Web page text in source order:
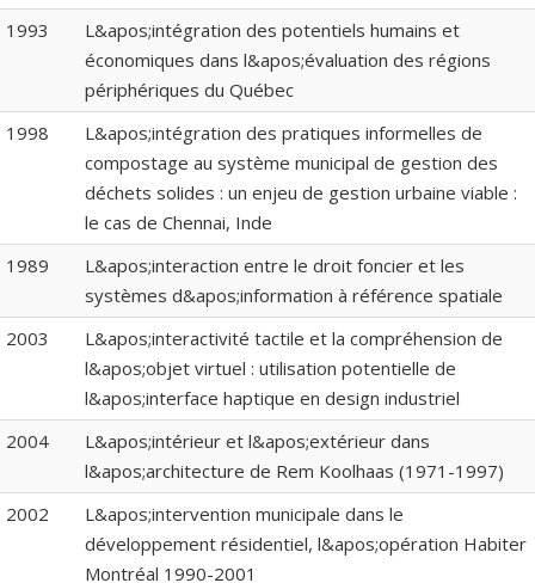
1993
L&apos;intégration des potentiels humains et
économiques dans l&apos;évaluation des régions
périphériques du Québec
1998
L&apos;intégration des pratiques informelles de
compostage au système municipal de gestion des
déchets solides : un enjeu de gestion urbaine viable :
le cas de Chennai, Inde
1989
L&apos;interaction entre le droit foncier et les
systèmes d&apos;information à référence spatiale
2003
L&apos;interactivité tactile et la compréhension de
l&apos;objet virtuel : utilisation potentielle de
l&apos;interface haptique en design industriel
2004
L&apos;intérieur et l&apos;extérieur dans
l&apos;architecture de Rem Koolhaas (1971-1997)
2002
L&apos;intervention municipale dans le
développement résidentiel, l&apos;opération Habiter
Montréal 1990-2001